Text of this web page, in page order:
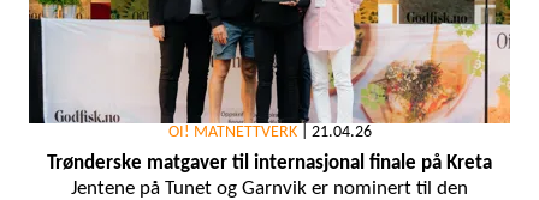
OI! MATNETTVERK| 21.04.26
Trønderske matgaver til internasjonal finale på Kreta
Jentene på Tunet og Garnvik er nominert til den